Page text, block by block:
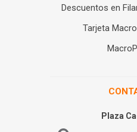
Descuentos en
Tarjeta
Plaza